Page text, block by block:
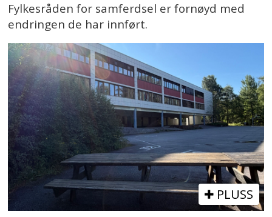
Fylkesråden for samferdsel er fornøyd med
endringen de har innført.
PLUSS